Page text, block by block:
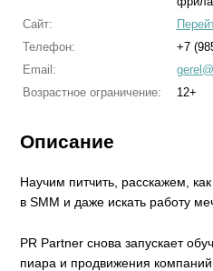
Сайт:
Телефон:
+7
Email:
Возрастное ограничение:
12+
Описание
Научим питчить, расскажем,
в SMM и даже искать работу
PR Partner снова запускает
пиара и продвижения